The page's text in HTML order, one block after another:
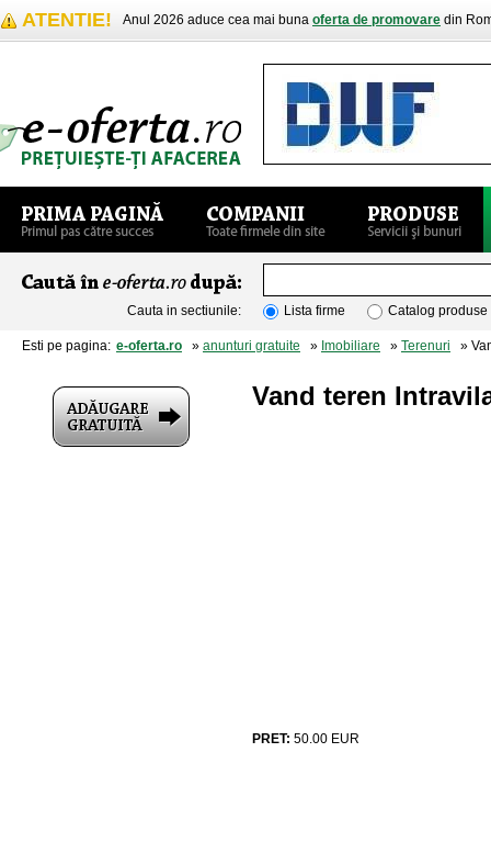
ATENTIE! Anul 2026 aduce cea mai buna oferta de promovare din
Cauta in sectiunile: Lista firme Catalog produse
Esti pe pagina: e-oferta.ro » anunturi gratuite » Imobiliare » Terenuri »
Vand teren
PRET: 50.00 EUR